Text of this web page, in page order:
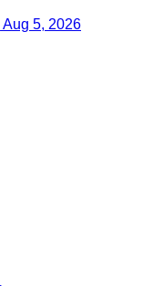
5, 2026